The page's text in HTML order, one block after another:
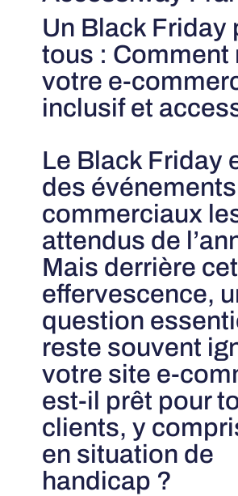
Un Black Friday
tous : Comment
votre e-
inclusif et
Le Black Friday
des événements
commerciaux
attendus de
Mais derrière
effervescence,
question
reste souvent
votre site e-
est-il prêt pour
clients, y
en situation de
handicap ?